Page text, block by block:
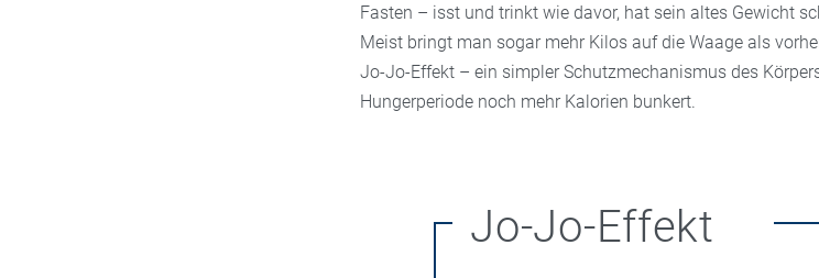
Fasten – isst und trinkt wie davor, hat sein altes Gewicht
Meist bringt man sogar mehr Kilos auf die Waage als
Jo-Jo-Effekt – ein simpler Schutzmechanismus des
Hungerperiode noch mehr Kalorien bunkert.
Jo-Jo-Effekt